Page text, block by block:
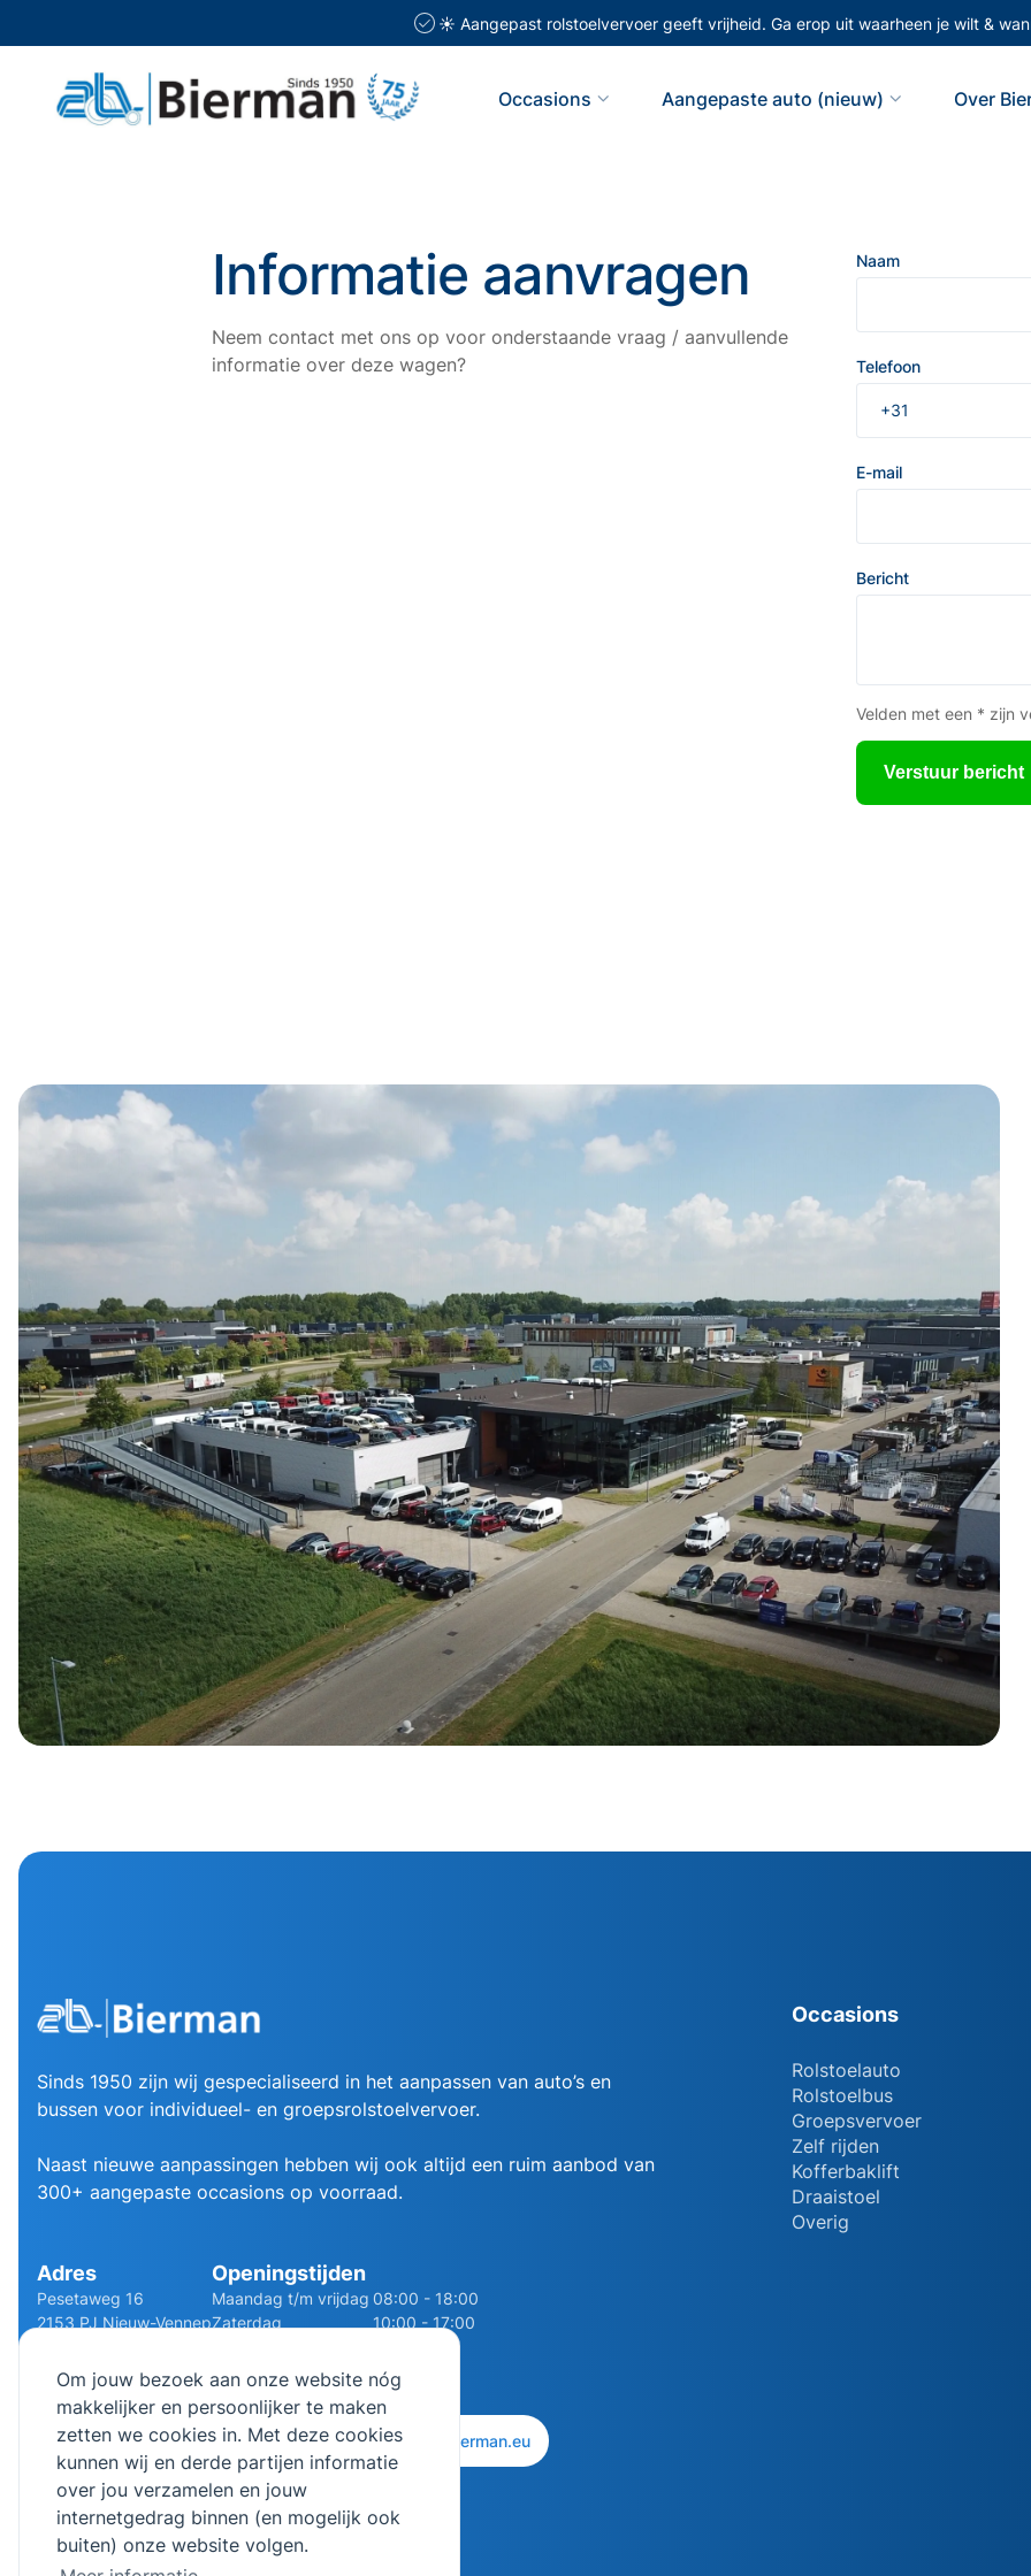
Om jouw bezoek aan onze website nóg
makkelijker en persoonlijker te maken
zetten we cookies in. Met deze cookies
kunnen wij en derde partijen informatie
over jou verzamelen en jouw
internetgedrag binnen (en mogelijk ook
buiten) onze website volgen.
☀️ Aangepast rolstoelvervoer geeft vrijheid. Ga erop uit waarheen je wilt &
Occasions Aangepaste auto (nieuw) Over
Informatie aanvragen
Neem contact met ons op voor onderstaande vraag / aanvullende
informatie over deze wagen?
Naam
Telefoon
E-mail
Bericht
Velden met een * zijn
Verstuur bericht
Sinds 1950 zijn wij gespecialiseerd in het aanpassen van auto’s en
bussen voor individueel- en groepsrolstoelvervoer.
Naast nieuwe aanpassingen hebben wij ook altijd een ruim aanbod van
300+ aangepaste occasions op voorraad.
Adres
Pesetaweg 16
2153 PJ Nieuw-Vennep
Openingstijden
Maandag t/m vrijdag 08:00 - 18:00
Zaterdag
10:00 - 17:00
Occasions
Rolstoelauto
Rolstoelbus
Groepsvervoer
Zelf rijden
Kofferbaklift
Draaistoel
Overig
0252 - 210611 06 - 13141322 info@bierman.eu